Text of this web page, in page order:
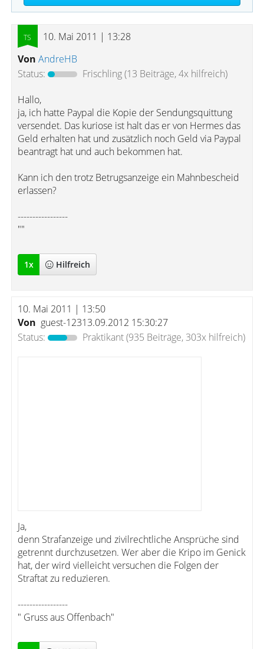
10. Mai 2011 | 13:28
Von AndreHB
Status:
Frischling(13 Beiträge, 4x hilfreich)
Hallo,
ja, ich hatte Paypal die Kopie der Sendungsquittung
versendet. Das kuriose ist halt das er von Hermes das
Geld erhalten hat und zusätzlich noch Geld via Paypal
beantragt hat und auch bekommen hat.
Kann ich den trotz Betrugsanzeige ein Mahnbescheid
erlassen?
-----------------
""
1x Hilfreich
10. Mai 2011 | 13:50
Von guest-12313.09.2012 15:30:27
Status:
Praktikant(935 Beiträge, 303x hilfreich)
Ja,
denn Strafanzeige und zivilrechtliche Ansprüche sind
getrennt durchzusetzen. Wer aber die Kripo im Genick
hat, der wird vielleicht versuchen die Folgen der
Straftat zu reduzieren.
-----------------
" Gruss aus Offenbach"